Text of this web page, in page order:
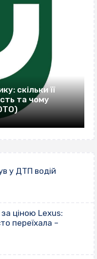
скільки її
та чому
у ДТП водій
за ціною Lexus:
переїхала –